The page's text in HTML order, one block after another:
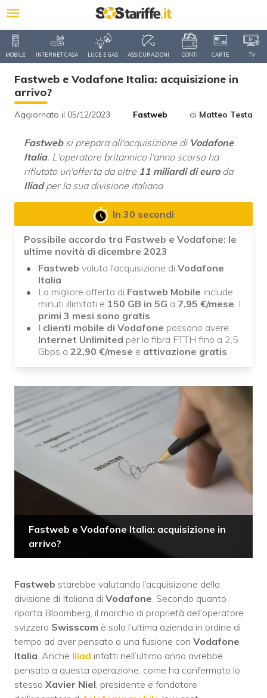
MOBILE INTERNET CASA LUCE E GAS ASSICURAZIONI CONTI CARTE TV
Fastweb e Vodafone Italia: acquisizione in
arrivo?
Aggiornato il 05/12/2023 Fastweb di Matteo Testa
Fastwebsi prepara all'acquisizione di Vodafone
Italia. L'operatore britannico l'anno scorso ha
rifiutato un'offerta da oltre 11 miliardi di euroda
Iliadper la sua divisione italiana
In 30 secondi
Possibile accordo tra Fastweb e Vodafone: le
ultime novità di dicembre 2023
Fastweb valuta l'acquisizione di Vodafone
Italia
La migliore offerta di Fastweb Mobile include
minuti illimitati e 150 GB in 5G a 7,95 €/mese. I
primi 3 mesi sono gratis
I clienti mobile di Vodafone possono avere
Internet Unlimited per la fibra FTTH fino a 2,5
Gbps a 22,90 €/mese e attivazione gratis
Fastweb e Vodafone Italia: acquisizione in
arrivo?
Fastweb starebbe valutando l’acquisizione della
divisione di Italiana di Vodafone. Secondo quanto
riporta Bloomberg, il marchio di proprietà dell’operatore
svizzero Swisscom è solo l’ultima azienda in ordine di
tempo ad aver pensato a una fusione con Vodafone
Italia. Anche Iliad infatti nell’ultimo anno avrebbe
pensato a questa operazione, come ha confermato lo
stesso Xavier Niel, presidente e fondatore